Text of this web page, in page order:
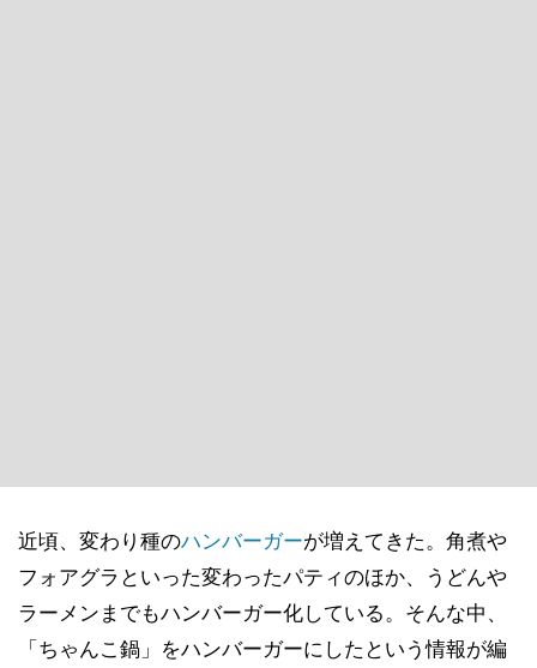
近頃、変わり種のハンバーガーが増えてきた。角煮や
フォアグラといった変わったパティのほか、うどんや
ラーメンまでもハンバーガー化している。そんな中、
「ちゃんこ鍋」をハンバーガーにしたという情報が編